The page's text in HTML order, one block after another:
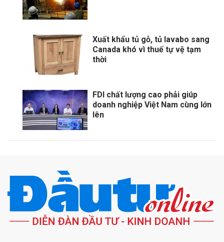
Xuất khẩu tủ gỗ, tủ lavabo sang
Canada khó vì thuế tự vệ tạm
thời
FDI chất lượng cao phải giúp
doanh nghiệp Việt Nam cùng lớn
lên